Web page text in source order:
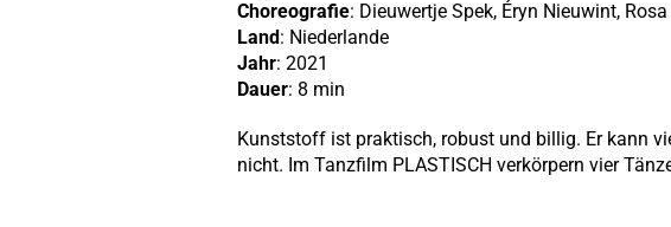
Choreografie: Dieuwertje Spek, Éryn Nieuwint,
Land: Niederlande
Jahr: 2021
Dauer: 8 min
Kunststoff ist praktisch, robust und billig. Er kann
nicht. Im Tanzfilm PLASTISCH verkörpern vier